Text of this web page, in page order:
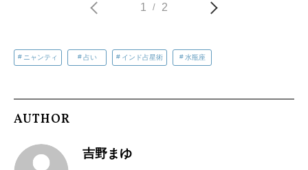
1 / 2
ニャンティ 占い インド占星術 水瓶座
AUTHOR
吉野まゆ